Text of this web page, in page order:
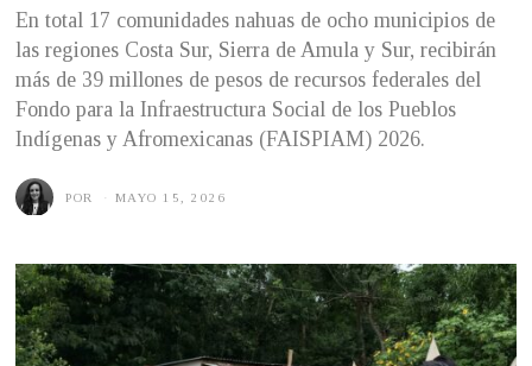
En total 17 comunidades nahuas de ocho municipios de
las regiones Costa Sur, Sierra de Amula y Sur, recibirán
más de 39 millones de pesos de recursos federales del
Fondo para la Infraestructura Social de los Pueblos
Indígenas y Afromexicanas (FAISPIAM) 2026.
POR MAYO 15, 2026
1
4
,
2
0
2